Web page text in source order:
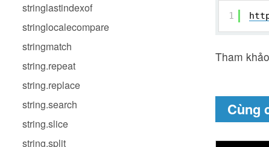
stringlastindexof
stringlocalecompare
stringmatch
string.repeat
string.replace
string.search
string.slice
string.split
1
Tham
Cùng